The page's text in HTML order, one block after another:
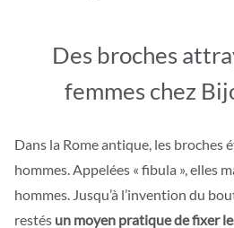
Des broches
femmes chez
Dans la Rome antique, les broches
hommes. Appelées « fibula », elles
hommes. Jusqu’à l’invention du
restés un moyen pratique de fixer